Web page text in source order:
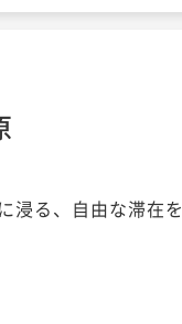
浸る、自由な滞在を